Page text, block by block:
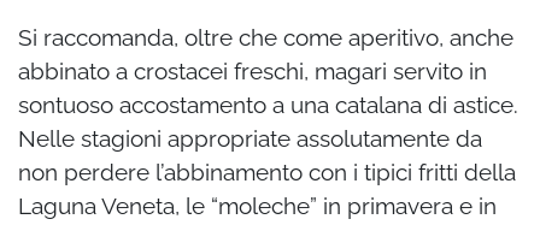
Si raccomanda, oltre che come aperitivo, anche
abbinato a crostacei freschi, magari servito in
sontuoso accostamento a una catalana di astice.
Nelle stagioni appropriate assolutamente da
non perdere l’abbinamento con i tipici fritti della
Laguna Veneta, le “moleche” in primavera e in